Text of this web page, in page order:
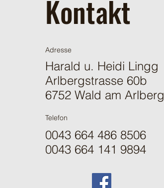
Kontakt
Adresse
Harald u. Heidi Lingg
Arlbergstrasse 60b
6752 Wald am Arlberg
Telefon
0043 664 486 8506
0043 664 141 9894